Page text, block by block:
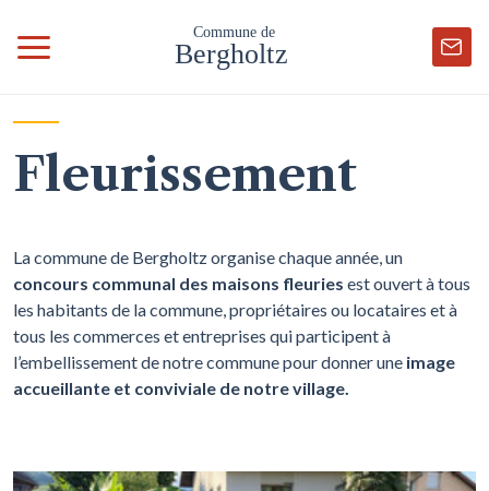
Fleurissement
La commune de Bergholtz organise chaque année, un
concours communal des maisons fleuries est ouvert à tous
les habitants de la commune, propriétaires ou locataires et à
tous les commerces et entreprises qui participent à
l’embellissement de notre commune pour donner une image
accueillante et conviviale de notre village.